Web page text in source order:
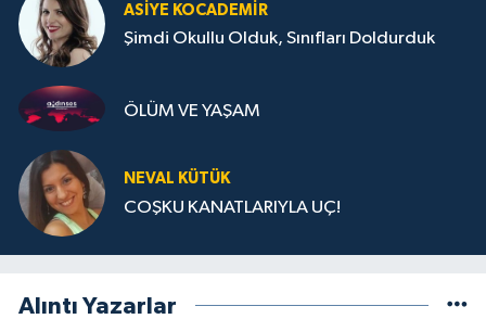
ASIYE KOCADEMİR
Şimdi Okullu Olduk, Sınıfları Doldurduk
ÖLÜM VE YAŞAM
NEVAL KÜTÜK
COŞKU KANATLARIYLA UÇ!
Alıntı Yazarlar